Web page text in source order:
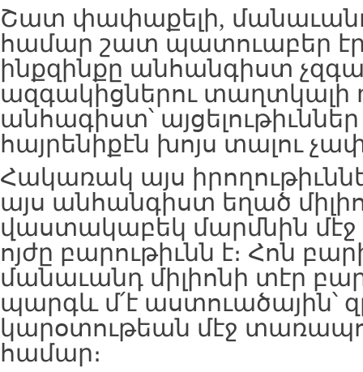
Շատ փափաքելի, մանաւանդ
համար շատ պատուաբեր
ինքզինքը անհանգիստ
ազգակիցներու տաղտկալի
անհագիստ՝
հայրենիքէն խոյս տալու
Հակառակ այս
այս անհանգիստ եղած
վաստակաբեկ մարմնին մէջ
ոյժը բարութիւնն է։ Հոն
մանաւանդ միլիոնի տէր
պարգև մ՛է աստուածային՝
կարօտութեան մէջ
համար։